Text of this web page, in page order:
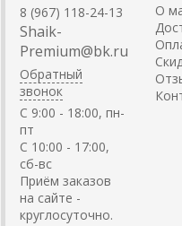
8 (967) 118-24-13
Shaik-
Premium@bk.ru
Обратный
звонок
C 9:00 - 18:00, пн-
пт
С 10:00 - 17:00,
сб-вс
Приём заказов
на сайте -
круглосуточно.
О